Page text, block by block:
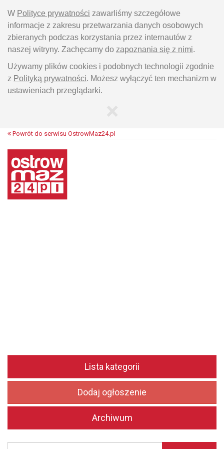
W Polityce prywatności zawarliśmy szczegółowe
informacje z zakresu przetwarzania danych osobowych
zbieranych podczas korzystania przez internautów z
naszej witryny. Zachęcamy do zapoznania się z nimi.
Używamy plików cookies i podobnych technologii zgodnie
z Polityką prywatności. Możesz wyłączyć ten mechanizm w
ustawieniach przeglądarki.
Powrót do serwisu OstrowMaz24.pl
Lista kategorii
Dodaj ogłoszenie
Archiwum